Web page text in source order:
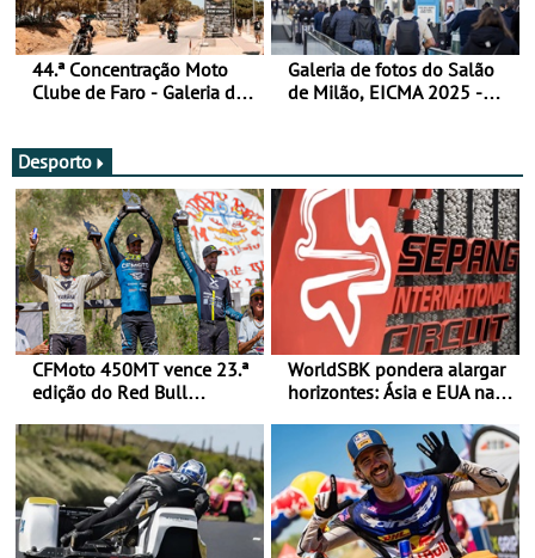
44.ª Concentração Moto
Clube de Faro - Galeria de
Galeria de fotos do Salão
de Milão, EICMA 2025 -
Desporto
CFMoto 450MT vence 23.ª
edição do Red Bull
Categorias Adventure -
Vitória na Ultimate, Core e
Lite
WorldSBK pondera alargar
horizontes: Ásia e EUA na